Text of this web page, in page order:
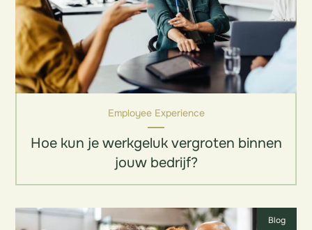
Employee Experience
Hoe kun je werkgeluk vergroten binnen
jouw bedrijf?
Blog